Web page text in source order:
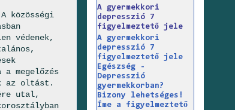
közösségi
védenek,
megelőzés
az oltást.
utal,
A gyermekkori
depresszió 7
figyelmeztető jele
A gyermekkori
depresszió 7
figyelmeztető jele
Egészség -
Depresszió
gyermekkorban?
Bizony lehetséges!
Íme a figyelmeztető